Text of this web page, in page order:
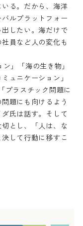
る。だから、海洋
ルプラットフォー
したい。海だけで
員など人の変化も
」「海の生き物」
ュニケーション」
プラスチック問題に
題にも向けるよう
氏は話す。そして
とし、「人は、な
して行動に移すこ